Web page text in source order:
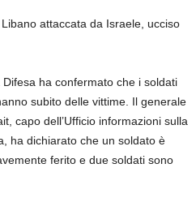
attaccata da Israele, ucciso
ha confermato che i soldati
subito delle vittime. Il generale
capo dell’Ufficio informazioni sulla
ha dichiarato che un soldato è
ferito e due soldati sono